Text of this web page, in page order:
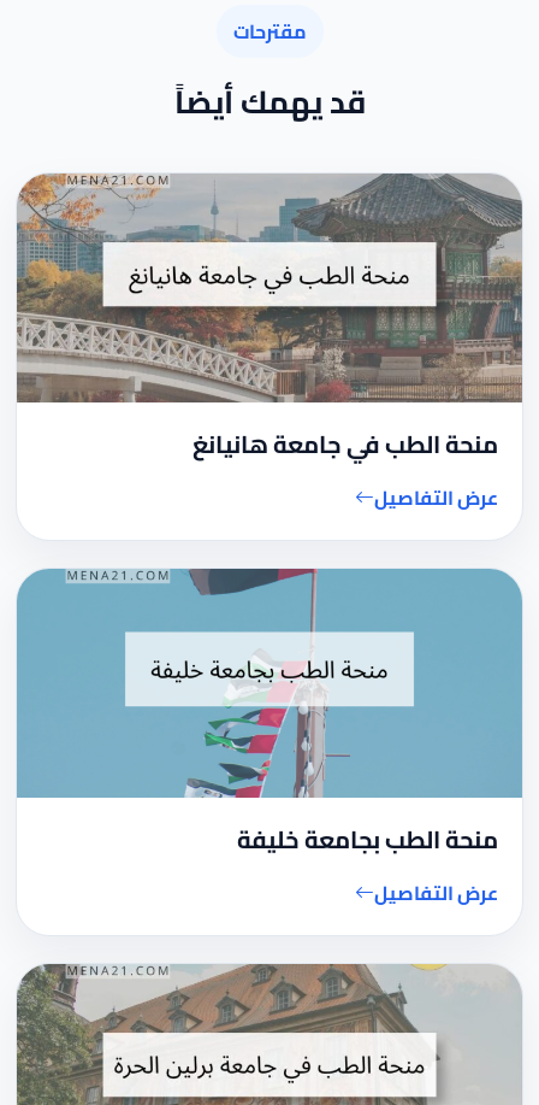
مقترحات
قد يهمك أيضاً
منحة الطب في جامعة هانيانغ
عرض التفاصيل
منحة الطب بجامعة خليفة
عرض التفاصيل